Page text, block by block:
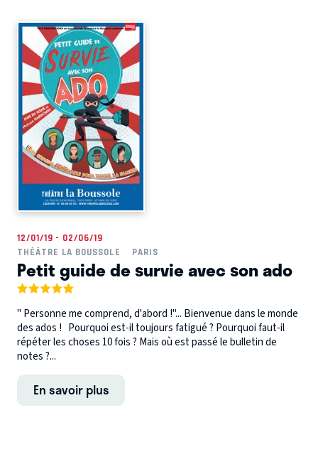
12/01/19 - 02/06/19
THÉÂTRE LA BOUSSOLE
PARIS
Petit guide de survie avec son ado
" Personne me comprend, d'abord !"... Bienvenue dans le monde
des ados ! Pourquoi est-il toujours fatigué ? Pourquoi faut-il
répéter les choses 10 fois ? Mais où est passé le bulletin de
notes ?...
En savoir plus